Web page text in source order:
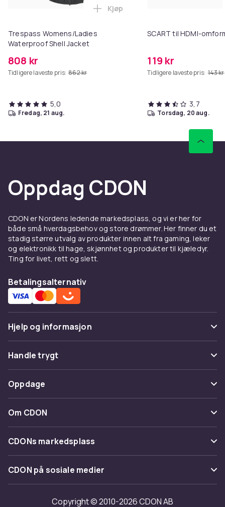
Trespass Womens/Ladies
Waterproof Shell Jacket
808 kr
Tidligere laveste pris: 862 kr
Legg Trespass Womens/
Kjøp
5,0
fredag, 21 aug.
SCART til HDMI-
119 kr
Tidligere laveste pris: 143 kr
3,7
torsdag, 20 aug.
Oppdag CDON
CDON er Nordens ledende markedsplass, og vi er her for
både små hverdagsbehov og store drømmer. Her finner du et
stadig større utvalg av produkter innen alt fra gaming, leker
og elektronikk til hage, skjønnhet og produkter til kjæledyr.
Ting for livet, rett og slett.
Betalingsalternativ
Hjelp og informasjon
Vanlige spørsmål
Spor pakke
Angre & returner her
Kontakt oss
Handle trygt
Betaling
Levering
Tilbakekallinger
Oppdage
Kategorier
Varemerker
Om CDON
Om oss
Kundeanmeldelser
Jobbe på CDON
Investor relations
CDONs markedsplass
Merchant Help Center
CDON på sosiale medier
Copyright © 2010-2026 CDON AB